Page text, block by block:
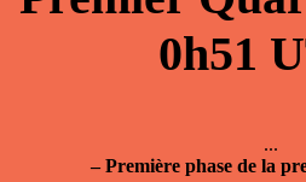
0h51
...
– Première phase de la